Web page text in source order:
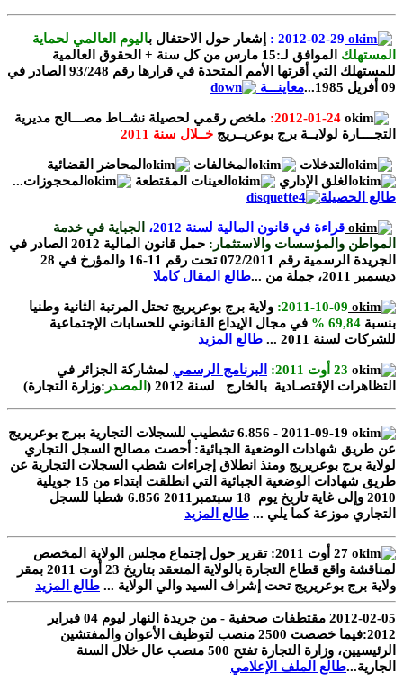
2012-02-29
: إشعار حول الاحتفال باليوم العالمي لحماية
المستهلك الموافق لـ:15 مارس من كل سنة +
الحقوق العالمية
للمستهلك التي أقرتها الأمم المتحدة في قرارها رقم 93/248 الصادر في
09 أفريل 1985...
معاينـــة
2012-01-24: ملخص رقمي لحصيلة نشــاط مصـــالح مديرية
التجــــارة لولايــة برج بوعريــريج خــلال سنة 2011
التدخلات المخالفات
المحاضر القضائية
الغلق الإداري
العينات المقتطعة
المحجوزات...
طالع الحصيلة
قراءة في قانون المالية لسنة 2012،
الجباية في خدمة
المواطن والمؤسسات والاستثمار:
حمل قانون المالية 2012 الصادر في
الجريدة الرسمية رقم 072/2011 تحت رقم 11-16 والمؤرخ في 28
ديسمبر 2011، جملة من ...
طالع المقال كاملا
2011-10-09: ولاية برج بوعريريج تحتل المرتبة الثانية وطنيا
بنسبة
في مجال الإيداع القانوني للحسابات الإجتماعية
للشركات لسنة 2011 ...
طالع المزيد
23 أوت 2011: البرنامج الرسمي لمشاركة الجزائر في
التظاهرات الإقتصـادية بالخارج لسنة 2012 (
المصدر :وزارة التجارة)
2011-09-19 - 6.856 تشطيب للسجلات التجارية ببرج بوعريريج
عن طريق شهادات الوضعية الجبائية: أحصت مصالح السجل التجاري
لولاية برج بوعريريج ومنذ انطلاق إجراءات شطب السجلات التجارية عن
طريق شهادات الوضعية الجبائية التي انطلقت ابتداء من 15 جويلية
2010 وإلى غاية تاريخ يوم 18 سبتمبر2011 6.856 شطبا للسجل
التجاري موزعة كما يلي ... طالع المزيد
إجتماع مجلس الولاية المخصص
لمناقشة واقع قطاع التجارة بالولاية المنعقد بتاريخ 23 أوت 2011 بمقر
ولاية برج بوعريريجتحت إشراف السيد والي الولاية ... طالع المزيد
2012-02-05 مقتطفات صحفية - من جريدة النهار ليوم 04 فبراير
2012:فيما خصصت 2500 منصب لتوظيف الأعوان والمفتشين
الرئيسيين، وزارة التجارة تفتح 500 منصب عال خلال السنة
الجارية...طالع الملف الإعلامي